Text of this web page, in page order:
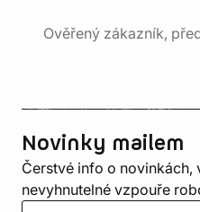
Ověřený zákazník,
Novinky mailem
Čerstvé info o novinkách,
nevyhnutelné vzpouře